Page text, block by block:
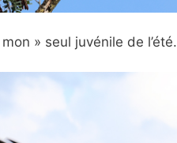
» seul juvénile de l’été.